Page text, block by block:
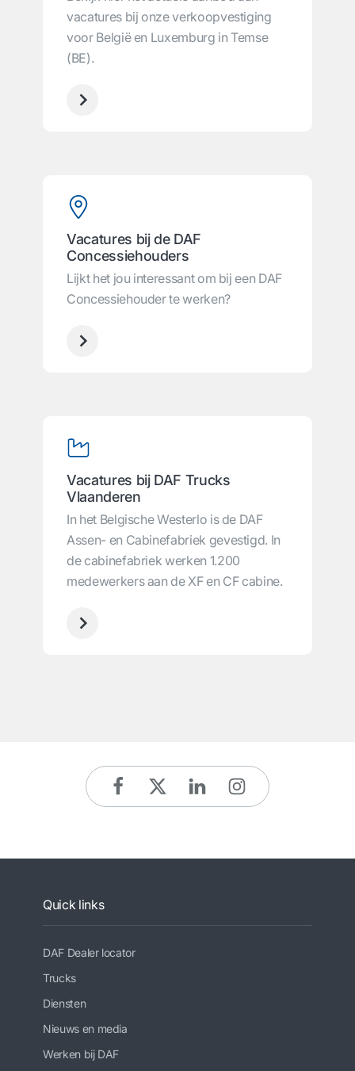
vacatures bij onze verkoopvestiging
voor België en Luxemburg in Temse
(BE).
Vacatures bij de DAF
Concessiehouders
Lijkt het jou interessant om bij een DAF
Concessiehouder te werken?
Vacatures bij DAF Trucks
Vlaanderen
In het Belgische Westerlo is de DAF
Assen- en Cabinefabriek gevestigd. In
de cabinefabriek werken 1.200
medewerkers aan de XF en CF cabine.
Quick links
DAF Dealer locator
Trucks
Diensten
Nieuws en media
Werken bij DAF